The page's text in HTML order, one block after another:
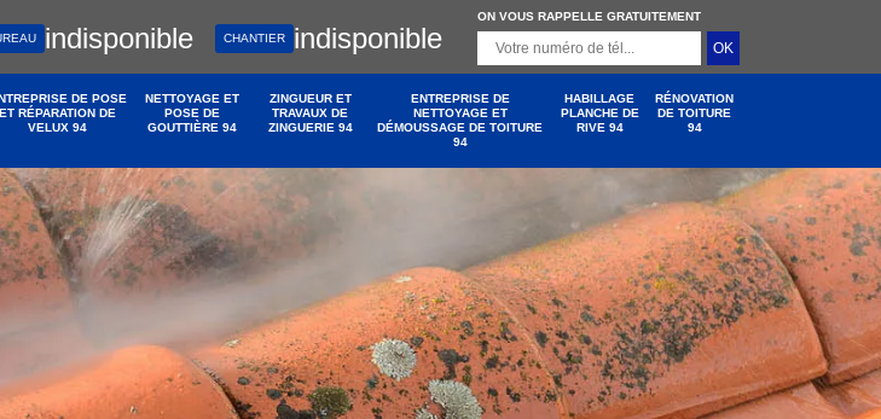
indisponible CHANTIER indisponible
ON VOUS RAPPELLE GRATUITEMENT
DE POSE
ET RÉPARATION DE
VELUX 94
NETTOYAGE ET
POSE DE
GOUTTIÈRE 94
ZINGUEUR ET
TRAVAUX DE
ZINGUERIE 94
ENTREPRISE DE
NETTOYAGE ET
DÉMOUSSAGE DE TOITURE
94
HABILLAGE
PLANCHE DE
RIVE 94
RÉNOVATION
DE TOITURE
94